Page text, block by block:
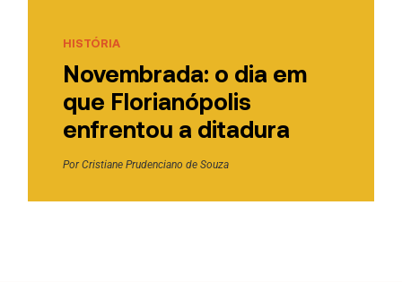
HISTÓRIA
Novembrada: o dia em
que Florianópolis
enfrentou a ditadura
PorCristiane Prudenciano de Souza